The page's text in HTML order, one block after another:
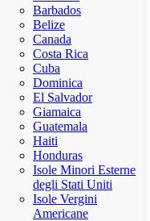
Barbados
Belize
Canada
Costa Rica
Cuba
Dominica
El Salvador
Giamaica
Guatemala
Haiti
Honduras
Isole Minori Esterne
degli Stati Uniti
Isole Vergini
Americane